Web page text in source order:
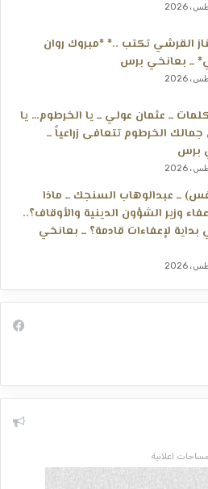
القرشي تكتب ..* *مبروك روان
ــ بعانخي برس
ــ عثمان عولي ــ يا الخرطوم… يا
الخرطوم تتعافى زراعياً ــ
برس
ــ عبدالوهاب السنجك ــ ماذا
وزير الشؤون الدينية والأوقاف؟..
لإعفاءات قادمة؟ ــ بعانخي
مساحات اعلانية